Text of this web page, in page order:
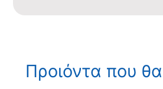
Προιόντα που